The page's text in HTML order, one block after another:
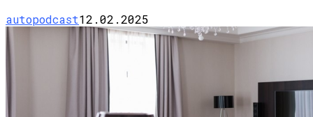
autopodcast12.02.2025